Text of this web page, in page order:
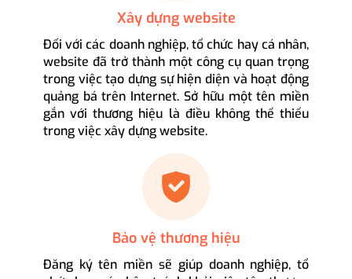
Xây dựng website
Đối với các doanh nghiệp, tổ chức hay cá nhân,
website đã trở thành một công cụ quan trọng
trong việc tạo dựng sự hiện diện và hoạt động
quảng bá trên Internet. Sở hữu một tên miền
gắn với thương hiệu là điều không thể thiếu
trong việc xây dựng website.
Bảo vệ thương hiệu
Đăng ký tên miền sẽ giúp doanh nghiệp, tổ